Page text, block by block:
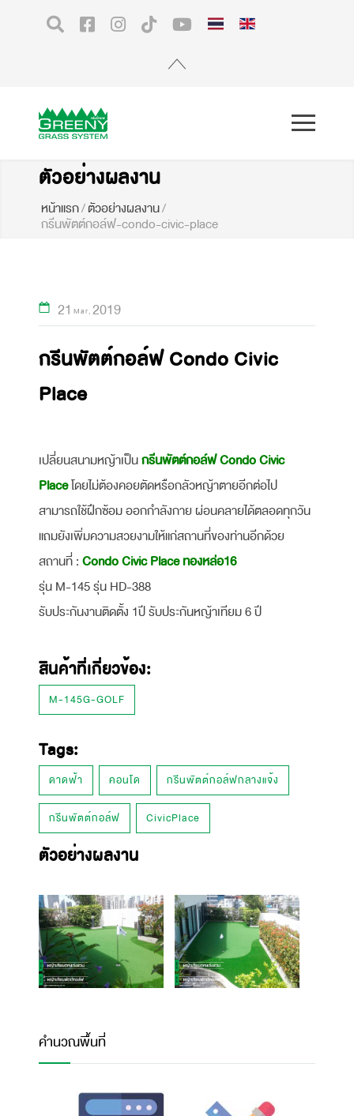
ตัวอย่างผลงาน
หน้าแรก/ตัวอย่างผลงาน/
กรีนพัตต์กอล์ฟ-condo-civic-place
21 Mar 2019
กรีนพัตต์กอล์ฟ Condo Civic
Place
เปลี่ยนสนามหญ้าเป็นกรีนพัตต์กอล์ฟ Condo Civic
Placeโดยไม่ต้องคอยตัดหรือกลัวหญ้าตายอีกต่อไป
สามารถใช้ฝึกซ้อม ออกกำลังกาย ผ่อนคลายได้ตลอดทุกวัน
แถมยังเพิ่มความสวยงามให้แก่สถานที่ของท่านอีกด้วย
สถานที่ : Condo Civic Place ทองหล่อ16
รุ่น M-145 รุ่น HD-388
รับประกันงานติดตั้ง 1ปี รับประกันหญ้าเทียม 6 ปี
สินค้าที่เกี่ยวข้อง:
M-145G-GOLF
Tags:
ดาดฟ้า คอนโด กรีนพัตต์กอล์ฟกลางแจ้ง
กรีนพัตต์กอล์ฟ CivicPlace
ตัวอย่างผลงาน
คำนวณพื้นที่